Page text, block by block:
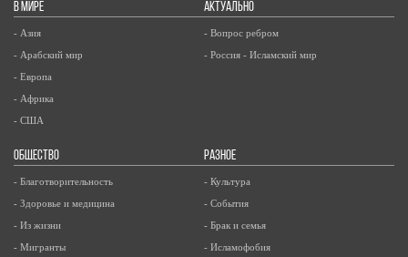
В МИРЕ
- Азия
- Арабский мир
- Европа
- Африка
- США
АКТУАЛЬНО
- Вопрос ребром
- Россия - Исламский мир
ОБЩЕСТВО
- Благотворительность
- Здоровье и медицина
- Из жизни
- Мигранты
РАЗНОЕ
- Культура
- События
- Брак и семья
- Исламофобия